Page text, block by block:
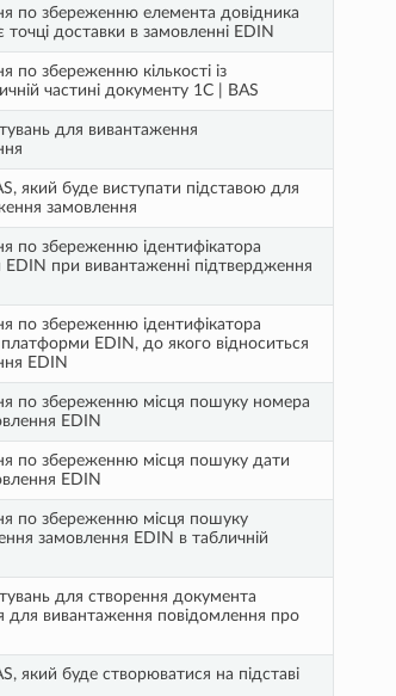
по збереженню елемента довідника
точці доставки в замовленні EDIN
по збереженню кількості із
частині документу 1С | BAS
для вивантаження
який буде виступати підставою для
замовлення
по збереженню ідентифікатора
при вивантаженні підтвердження
по збереженню ідентифікатора
EDIN, до якого відноситься
EDIN
по збереженню місця пошуку номера
EDIN
по збереженню місця пошуку дати
EDIN
по збереженню місця пошуку
замовлення EDIN в табличній
для створення документа
для вивантаження повідомлення про
який буде створюватися на підставі